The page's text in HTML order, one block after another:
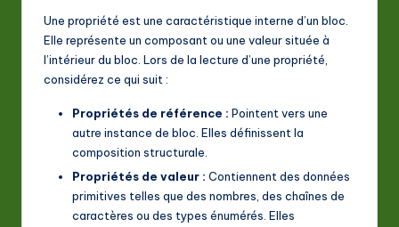
Une propriété est une caractéristique interne d’un bloc.
Elle représente un composant ou une valeur située à
l’intérieur du bloc. Lors de la lecture d’une propriété,
considérez ce qui suit :
Propriétés de référence : Pointent vers une
autre instance de bloc. Elles définissent la
composition structurale.
Propriétés de valeur : Contiennent des données
primitives telles que des nombres, des chaînes de
caractères ou des types énumérés. Elles